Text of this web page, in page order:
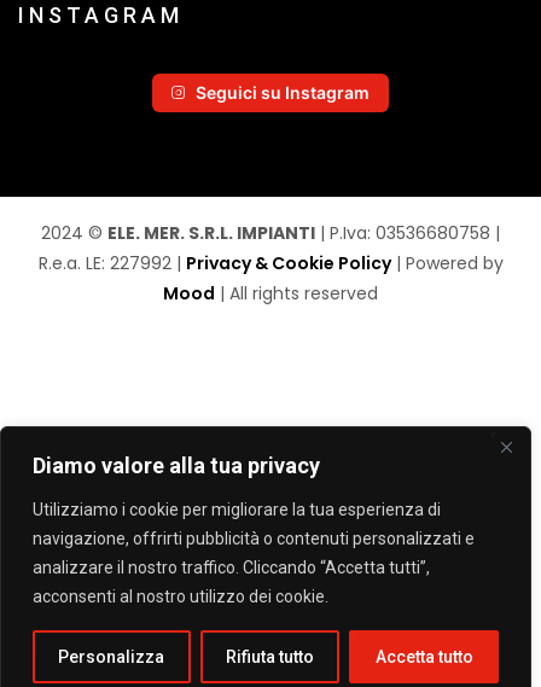
Diamo valore alla tua privacy
Utilizziamo i cookie per migliorare la tua esperienza di
navigazione, offrirti pubblicità o contenuti personalizzati e
analizzare il nostro traffico. Cliccando “Accetta tutti”,
acconsenti al nostro utilizzo dei cookie.
Personalizza Rifiuta tutto Accetta tutto
INSTAGRAM
Seguici su Instagram
2024 © ELE. MER. S.R.L. IMPIANTI | P.Iva: 03536680758 |
R.e.a. LE: 227992 | Privacy & Cookie Policy| Powered by
Mood | All rights reserved